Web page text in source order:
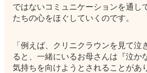
ではないコミュニケーションを通し
たちの心をほぐしていくのです。
「例えば、クリニクラウンを見て泣
ると、一緒にいるお母さんは『泣か
気持ちを向けようとされることがあ